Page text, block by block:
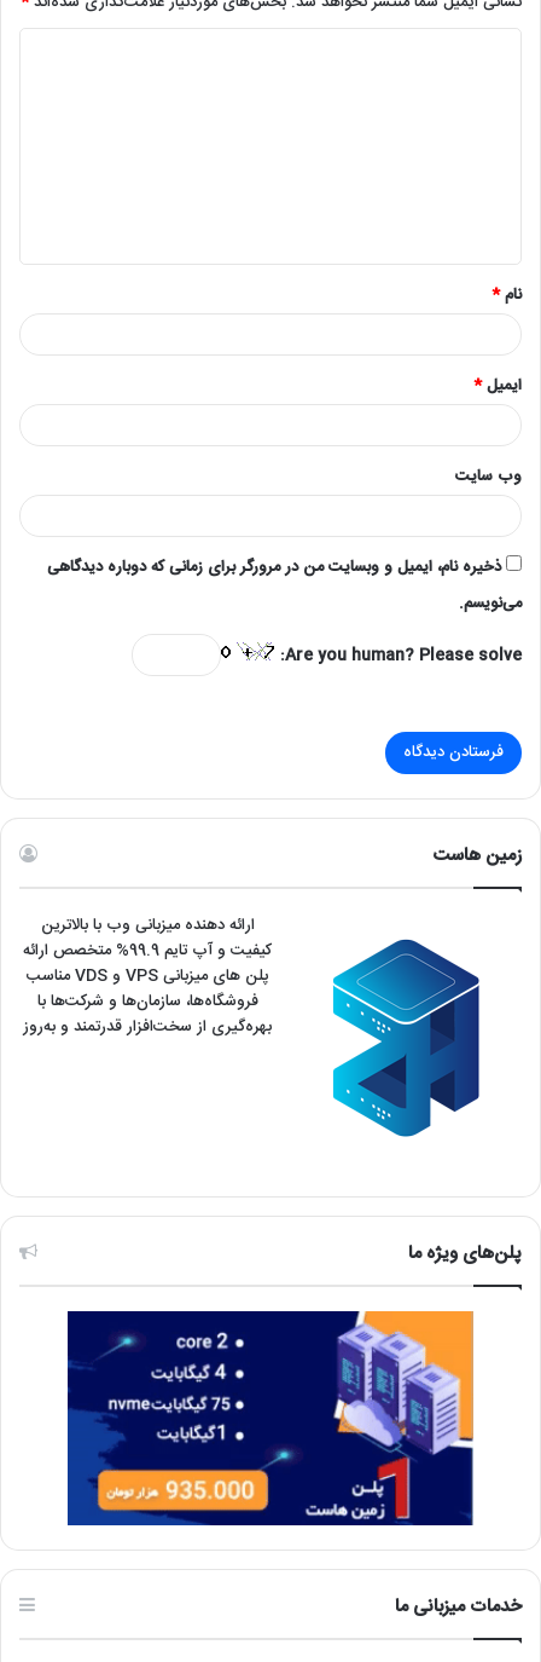
*
نام*
ایمیل*
وب‌ سایت
ذخیره نام، ایمیل و وبسایت من در مرورگر برای زمانی که دوباره دیدگاهی
می‌نویسم.
Are you human? Please solve:
زمین هاست
ارائه دهنده میزبانی وب با بالاترین
کیفیت و آپ تایم 99.9% متخصص ارائه
پلن های میزبانی VPS و VDS مناسب
فروشگاه‌ها، سازمان‌ها و شرکت‌ها با
بهره‌گیری از سخت‌افزار قدرتمند و به‌روز
پلن‌های ویژه ما
خدمات میزبانی ما